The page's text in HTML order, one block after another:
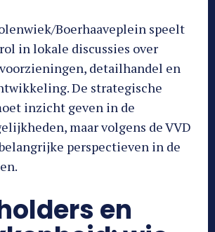
Boerhaaveplein speelt
in lokale discussies over
detailhandel en
De strategische
inzicht geven in de
maar volgens de VVD
perspectieven in de
en